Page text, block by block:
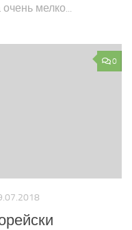
мелко...
0